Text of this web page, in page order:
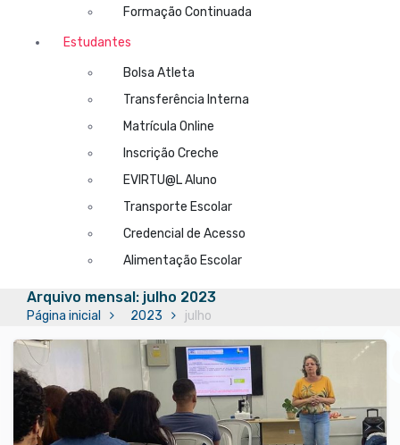
Formação Continuada
Estudantes
Bolsa Atleta
Transferência Interna
Matrícula Online
Inscrição Creche
EVIRTU@L Aluno
Transporte Escolar
Credencial de Acesso
Alimentação Escolar
Arquivo mensal: julho 2023
Página inicial 2023 julho